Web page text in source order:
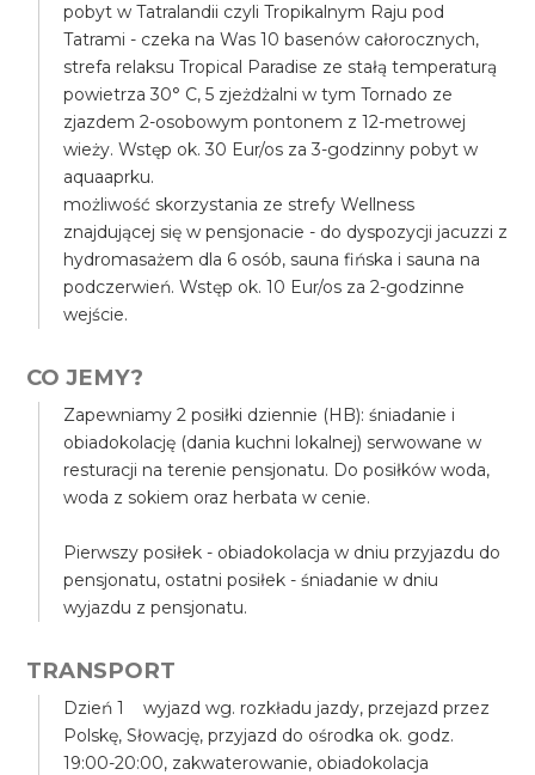
pobyt w Tatralandii czyli Tropikalnym Raju pod
Tatrami - czeka na Was 10 basenów całorocznych,
strefa relaksu Tropical Paradise ze stałą temperaturą
powietrza 30° C, 5 zjeżdżalni w tym Tornado ze
zjazdem 2-osobowym pontonem z 12-metrowej
wieży. Wstęp ok. 30 Eur/os za 3-godzinny pobyt w
aquaaprku.
możliwość skorzystania ze strefy Wellness
znajdującej się w pensjonacie - do dyspozycji jacuzzi z
hydromasażem dla 6 osób, sauna fińska i sauna na
podczerwień. Wstęp ok. 10 Eur/os za 2-godzinne
wejście.
CO JEMY?
Zapewniamy 2 posiłki dziennie (HB): śniadanie i
obiadokolację (dania kuchni lokalnej) serwowane w
resturacji na terenie pensjonatu. Do posiłków woda,
woda z sokiem oraz herbata w cenie.
Pierwszy posiłek - obiadokolacja w dniu przyjazdu do
pensjonatu, ostatni posiłek - śniadanie w dniu
wyjazdu z pensjonatu.
TRANSPORT
Dzień 1 wyjazd wg. rozkładu jazdy, przejazd przez
Polskę, Słowację, przyjazd do ośrodka ok. godz.
19:00-20:00, zakwaterowanie, obiadokolacja